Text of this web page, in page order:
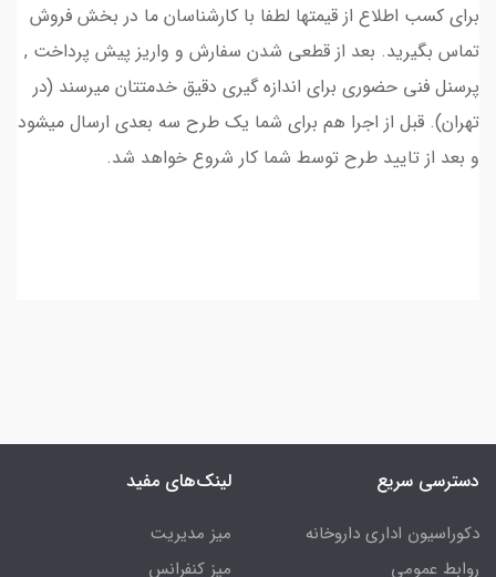
برای کسب اطلاع از قیمتها لطفا با کارشناسان ما در بخش فروش
تماس بگیرید. بعد از قطعی شدن سفارش و واریز پیش پرداخت ,
پرسنل فنی حضوری برای اندازه گیری دقیق خدمتتان میرسند (در
تهران). قبل از اجرا هم برای شما یک طرح سه بعدی ارسال میشود
و بعد از تایید طرح توسط شما کار شروع خواهد شد.
دسترسی سریع
دکوراسیون اداری داروخانه
روابط عمومی
لینک‌های مفید
میز مدیریت
میز کنفرانس